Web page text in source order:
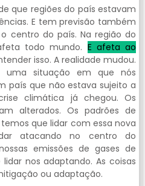
que regiões do país estavam
E tem previsão também
centro do país. Na região do
todo mundo. E afeta ao
isso. A realidade mudou.
uma situação em que nós
país que não estava sujeito a
climática já chegou. Os
alterados. Os padrões de
que lidar com essa nova
atacando no centro do
emissões de gases de
nos adaptando. As coisas
ou adaptação.